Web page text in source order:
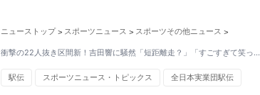
ニューストップ > スポーツニュース > スポーツその他ニュース >
衝撃の22人抜き区間新！吉田響に騒然「短距離走？」「すごすぎて笑っ…
駅伝 スポーツニュース・トピックス 全日本実業団駅伝